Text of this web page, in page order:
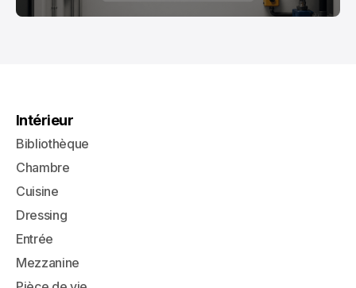
Intérieur
Bibliothèque
Chambre
Cuisine
Dressing
Entrée
Mezzanine